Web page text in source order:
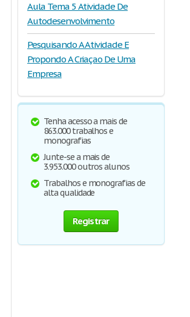
Aula Tema 5 Atividade De
Autodesenvolvimento
Pesquisando A Atividade E
Propondo A Criaçao De Uma
Empresa
Tenha acesso a mais de
863.000 trabalhos e
monografias
Junte-se a mais de
3.953.000 outros alunos
Trabalhos e monografias de
alta qualidade
Registrar